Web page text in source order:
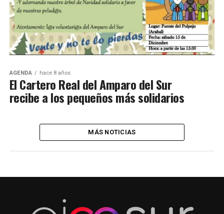
AGENDA hace 8 años
El Cartero Real del Amparo del Sur
recibe a los pequeños más solidarios
MÁS NOTICIAS